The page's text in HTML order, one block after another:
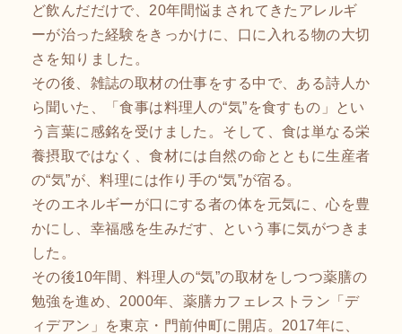
ど飲んだだけで、20年間悩まされてきたアレルギ
ーが治った経験をきっかけに、口に入れる物の大切
さを知りました。
その後、雑誌の取材の仕事をする中で、ある詩人か
ら聞いた、「食事は料理人の“気”を食すもの」とい
う言葉に感銘を受けました。そして、食は単なる栄
養摂取ではなく、食材には自然の命とともに生産者
の“気”が、料理には作り手の“気”が宿る。
そのエネルギーが口にする者の体を元気に、心を豊
かにし、幸福感を生みだす、という事に気がつきま
した。
その後10年間、料理人の“気”の取材をしつつ薬膳の
勉強を進め、2000年、薬膳カフェレストラン「デ
ィデアン」を東京・門前仲町に開店。2017年に、